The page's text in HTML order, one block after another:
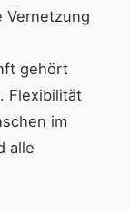
Vernetzung
gehört
Flexibilität
im
alle